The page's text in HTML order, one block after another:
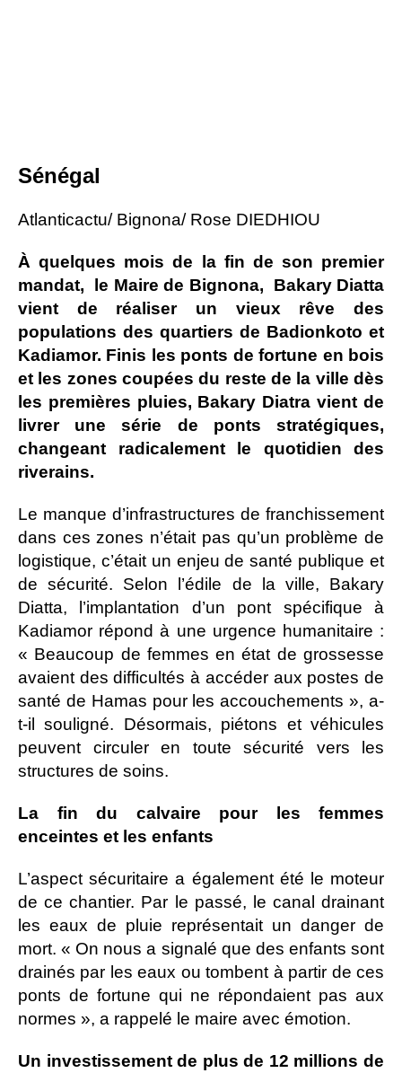
Sénégal
Atlanticactu/ Bignona/ Rose DIEDHIOU
À quelques mois de la fin de son premier
mandat, le Maire de Bignona, Bakary Diatta
vient de réaliser un vieux rêve des
populations des quartiers de Badionkoto et
Kadiamor. Finis les ponts de fortune en bois
et les zones coupées du reste de la ville dès
les premières pluies, Bakary Diatra vient de
livrer une série de ponts stratégiques,
changeant radicalement le quotidien des
riverains.
Le manque d’infrastructures de franchissement
dans ces zones n’était pas qu’un problème de
logistique, c’était un enjeu de santé publique et
de sécurité. Selon l’édile de la ville, Bakary
Diatta, l’implantation d’un pont spécifique à
Kadiamor répond à une urgence humanitaire :
« Beaucoup de femmes en état de grossesse
avaient des difficultés à accéder aux postes de
santé de Hamas pour les accouchements », a-
t-il souligné. Désormais, piétons et véhicules
peuvent circuler en toute sécurité vers les
structures de soins.
La fin du calvaire pour les femmes
enceintes et les enfants
L’aspect sécuritaire a également été le moteur
de ce chantier. Par le passé, le canal drainant
les eaux de pluie représentait un danger de
mort. « On nous a signalé que des enfants sont
drainés par les eaux ou tombent à partir de ces
ponts de fortune qui ne répondaient pas aux
normes », a rappelé le maire avec émotion.
Un investissement de plus de 12 millions de